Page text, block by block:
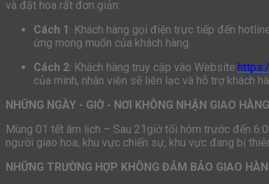
và đặt hoa rất đơn giản:
Cách 1 : Khách hàng gọi điện trực tiếp đến
ứng mong muốn của khách hàng.
Cách 2: Khách hàng truy cập vào Website:
của mình, nhân viên sẽ liên lạc và hỗ trợ khách
NHỮNG NGÀY - GIỜ - NƠI KHÔNG NHẬN GIAO HÀNG
Mùng 01 tết âm lịch – Sau 21giờ tối hôm trước đến
người giao hoa, khu vực chiến sự, khu vực đang bị
NHỮNG TRƯỜNG HỢP KHÔNG ĐẢM BẢO GIAO